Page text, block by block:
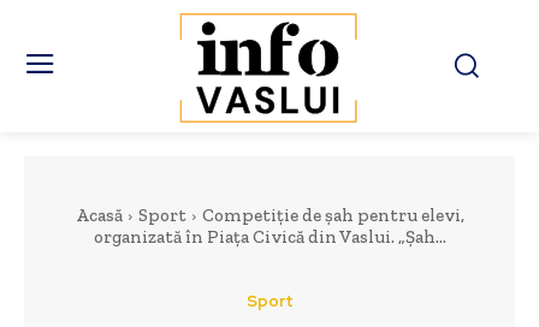
Acasă Sport
Competiție de șah pentru elevi,
organizată în Piața Civică din Vaslui. „Șah...
Sport